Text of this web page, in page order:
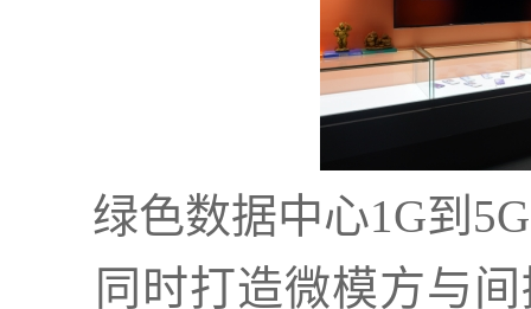
绿色数据中心1G到5G
同时打造微模方与间